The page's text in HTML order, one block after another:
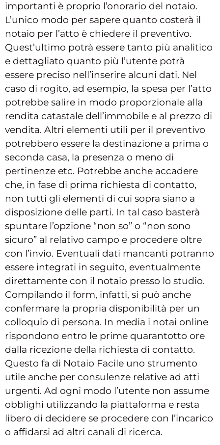
importanti è proprio l’onorario del notaio.
L’unico modo per sapere quanto costerà il
notaio per l’atto è chiedere il preventivo.
Quest’ultimo potrà essere tanto più analitico
e dettagliato quanto più l’utente potrà
essere preciso nell’inserire alcuni dati. Nel
caso di rogito, ad esempio, la spesa per l’atto
potrebbe salire in modo proporzionale alla
rendita catastale dell’immobile e al prezzo di
vendita. Altri elementi utili per il preventivo
potrebbero essere la destinazione a prima o
seconda casa, la presenza o meno di
pertinenze etc. Potrebbe anche accadere
che, in fase di prima richiesta di contatto,
non tutti gli elementi di cui sopra siano a
disposizione delle parti. In tal caso basterà
spuntare l’opzione “non so” o “non sono
sicuro” al relativo campo e procedere oltre
con l’invio. Eventuali dati mancanti potranno
essere integrati in seguito, eventualmente
direttamente con il notaio presso lo studio.
Compilando il form, infatti, si può anche
confermare la propria disponibilità per un
colloquio di persona. In media i notai online
rispondono entro le prime quarantotto ore
dalla ricezione della richiesta di contatto.
Questo fa di Notaio Facile uno strumento
utile anche per consulenze relative ad atti
urgenti. Ad ogni modo l’utente non assume
obblighi utilizzando la piattaforma e resta
libero di decidere se procedere con l’incarico
o affidarsi ad altri canali di ricerca.